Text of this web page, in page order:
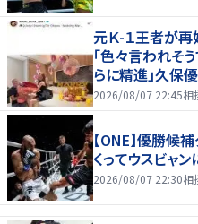
元Ｋ-１王者が
「色々言われそ
らに精進」久保
2026/08/07 22:45相
【ONE】優勝候
くってウスビャ
2026/08/07 22:30相